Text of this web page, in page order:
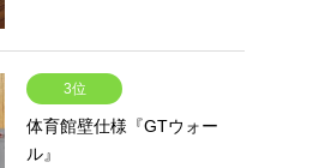
3位
体育館壁仕様『GTウォー
ル』